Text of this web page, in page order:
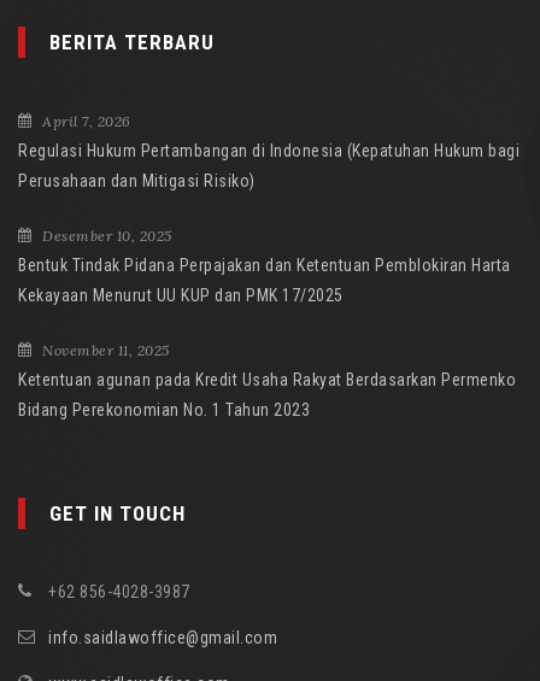
BERITA TERBARU
April 7, 2026
Regulasi Hukum Pertambangan di Indonesia (Kepatuhan Hukum bagi
Perusahaan dan Mitigasi Risiko)
Desember 10, 2025
Bentuk Tindak Pidana Perpajakan dan Ketentuan Pemblokiran Harta
Kekayaan Menurut UU KUP dan PMK 17/2025
November 11, 2025
Ketentuan agunan pada Kredit Usaha Rakyat Berdasarkan Permenko
Bidang Perekonomian No. 1 Tahun 2023
GET IN TOUCH
+62 856-4028-3987
info.saidlawoffice@gmail.com